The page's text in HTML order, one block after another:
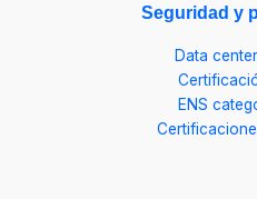
Seguridad y
Data
ENS